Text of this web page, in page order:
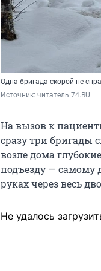
Одна бригада скорой не
Источник: читатель 74.RU
На вызов к
сразу три бригады
возле дома
подъезду — самому
руках через весь
Не удалось